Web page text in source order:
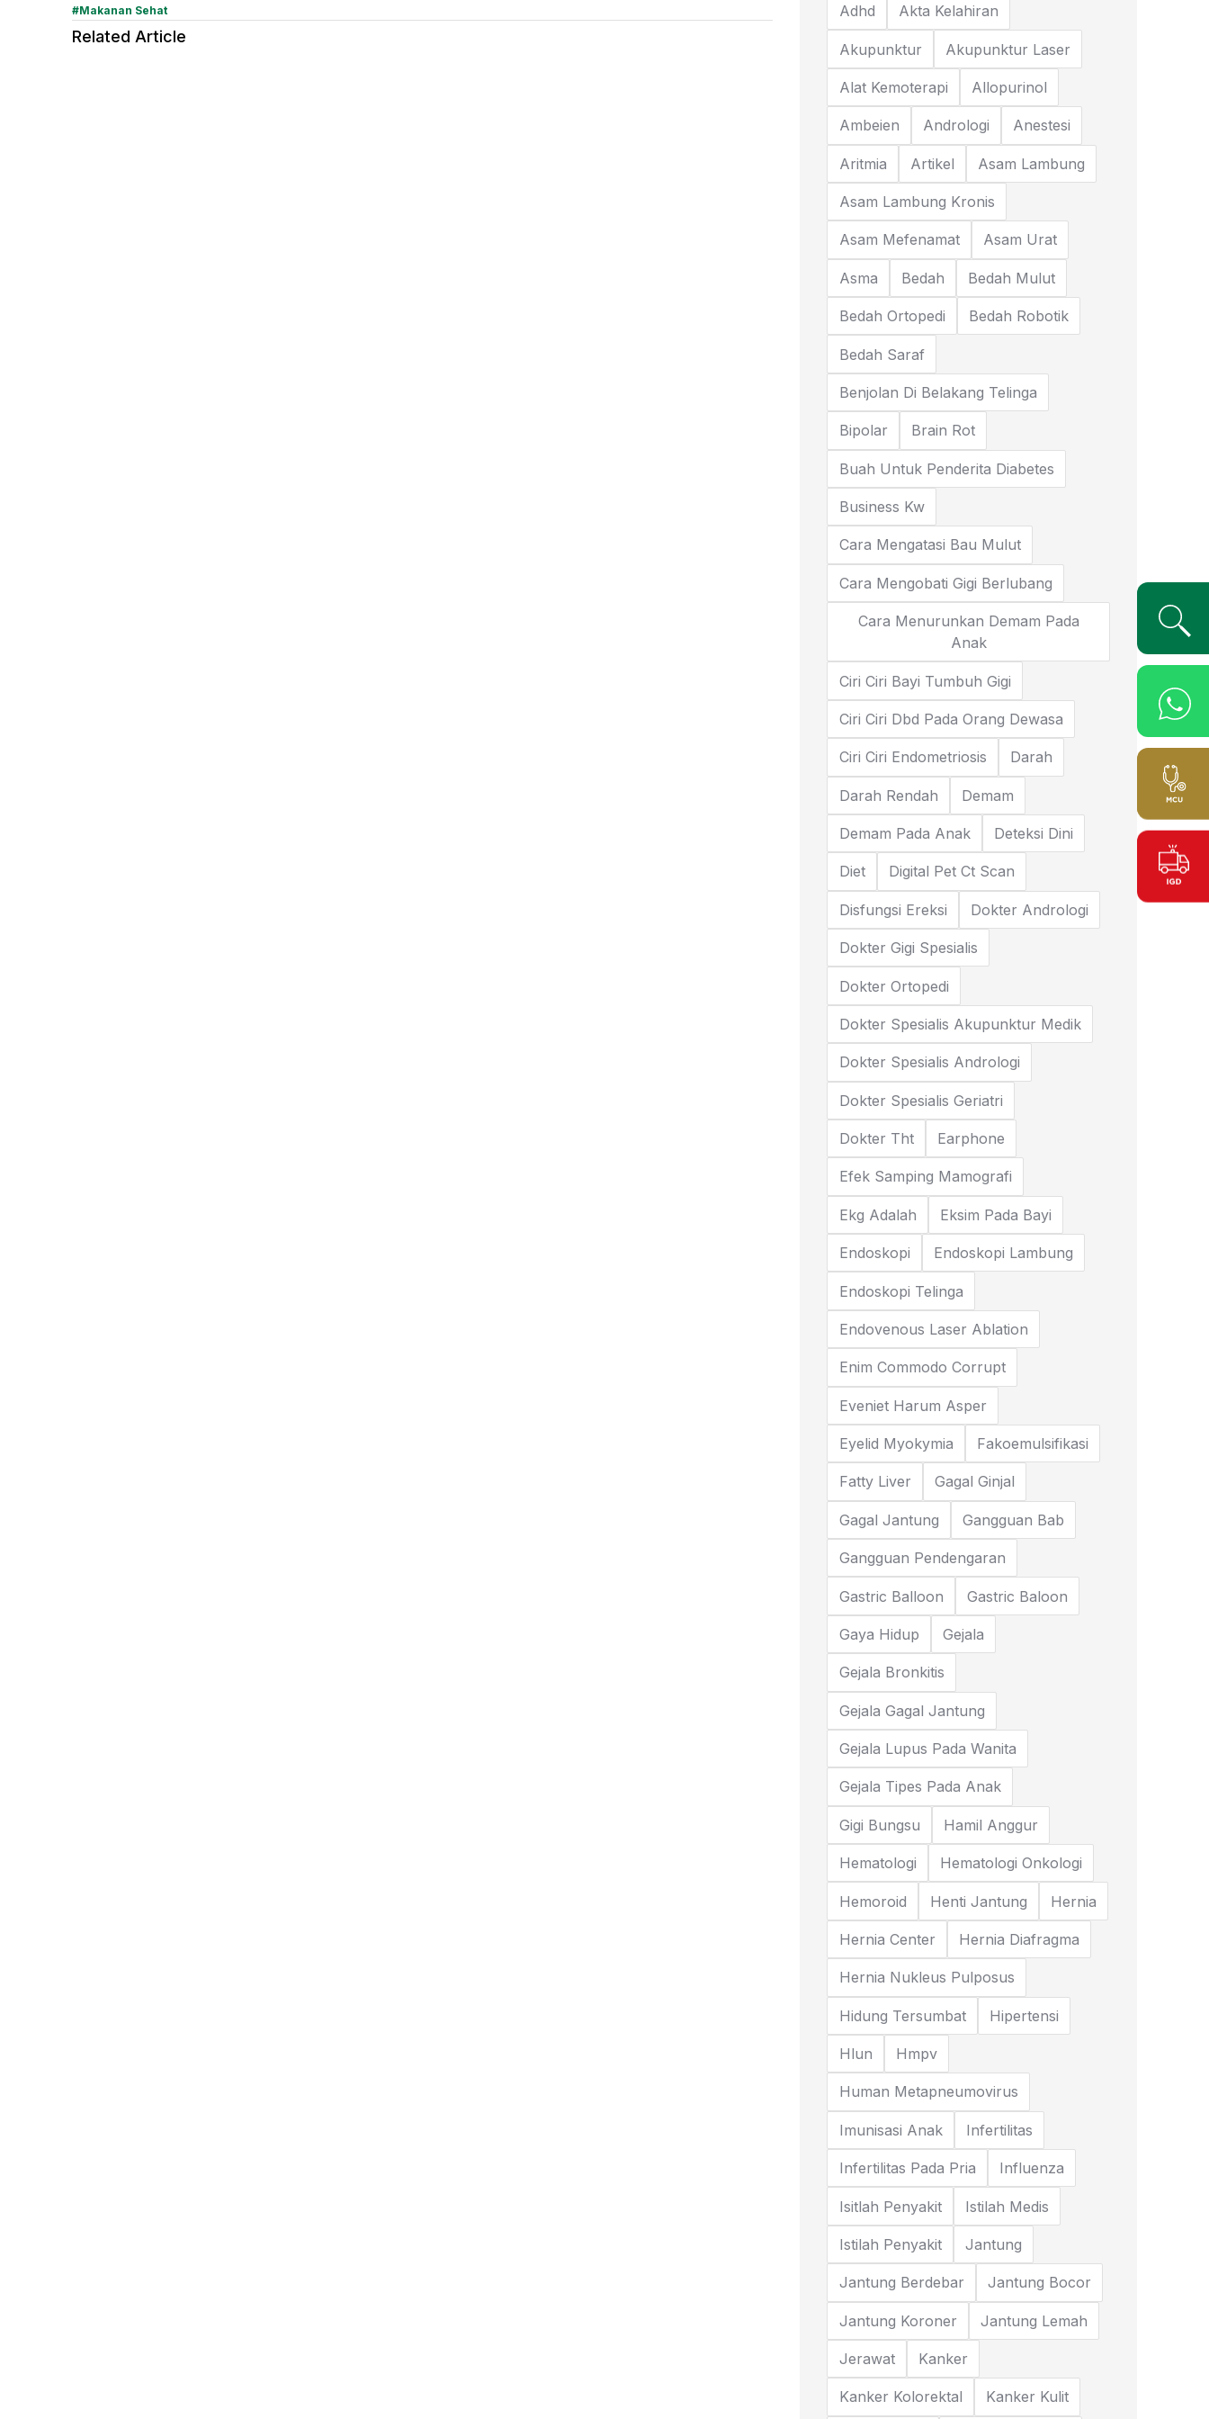
#Makanan Sehat
Related Article
Adhd Akta Kelahiran
Akupunktur Akupunktur Laser
Alat Kemoterapi Allopurinol
Ambeien Andrologi Anestesi
Aritmia Artikel Asam Lambung
Asam Lambung Kronis
Asam Mefenamat Asam Urat
Asma Bedah Bedah Mulut
Bedah Ortopedi Bedah Robotik
Bedah Saraf
Benjolan Di Belakang Telinga
Bipolar Brain Rot
Buah Untuk Penderita Diabetes
Business Kw
Cara Mengatasi Bau Mulut
Cara Mengobati Gigi Berlubang
Cara Menurunkan Demam Pada
Anak
Ciri Ciri Bayi Tumbuh Gigi
Ciri Ciri Dbd Pada Orang Dewasa
Ciri Ciri Endometriosis Darah
Darah Rendah Demam
Demam Pada Anak Deteksi Dini
Diet Digital Pet Ct Scan
Disfungsi Ereksi Dokter Andrologi
Dokter Gigi Spesialis
Dokter Ortopedi
Dokter Spesialis Akupunktur Medik
Dokter Spesialis Andrologi
Dokter Spesialis Geriatri
Dokter Tht Earphone
Efek Samping Mamografi
Ekg Adalah Eksim Pada Bayi
Endoskopi Endoskopi Lambung
Endoskopi Telinga
Endovenous Laser Ablation
Enim Commodo Corrupt
Eveniet Harum Asper
Eyelid Myokymia Fakoemulsifikasi
Fatty Liver Gagal Ginjal
Gagal Jantung Gangguan Bab
Gangguan Pendengaran
Gastric Balloon Gastric Baloon
Gaya Hidup Gejala
Gejala Bronkitis
Gejala Gagal Jantung
Gejala Lupus Pada Wanita
Gejala Tipes Pada Anak
Gigi Bungsu Hamil Anggur
Hematologi Hematologi Onkologi
Hemoroid Henti Jantung Hernia
Hernia Center Hernia Diafragma
Hernia Nukleus Pulposus
Hidung Tersumbat Hipertensi
Hlun Hmpv
Human Metapneumovirus
Imunisasi Anak Infertilitas
Infertilitas Pada Pria Influenza
Isitlah Penyakit Istilah Medis
Istilah Penyakit Jantung
Jantung Berdebar Jantung Bocor
Jantung Koroner Jantung Lemah
Jerawat Kanker
Kanker Kolorektal Kanker Kulit